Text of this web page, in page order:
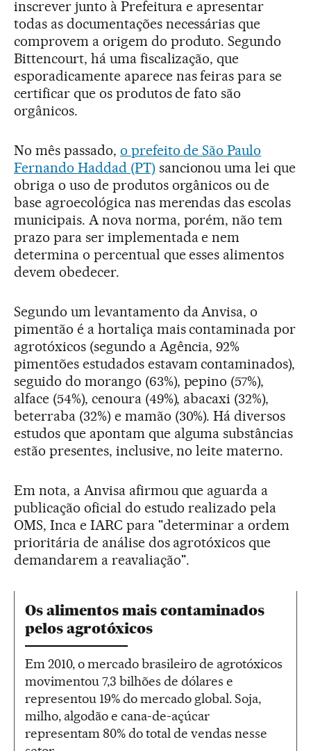
inscrever junto à Prefeitura e apresentar
todas as documentações necessárias que
comprovem a origem do produto. Segundo
Bittencourt, há uma fiscalização, que
esporadicamente aparece nas feiras para se
certificar que os produtos de fato são
orgânicos.
No mês passado, o prefeito de São Paulo
Fernando Haddad (PT) sancionou uma lei que
obriga o uso de produtos orgânicos ou de
base agroecológica nas merendas das escolas
municipais. A nova norma, porém, não tem
prazo para ser implementada e nem
determina o percentual que esses alimentos
devem obedecer.
Segundo um levantamento da Anvisa, o
pimentão é a hortaliça mais contaminada por
agrotóxicos (segundo a Agência, 92%
pimentões estudados estavam contaminados),
seguido do morango (63%), pepino (57%),
alface (54%), cenoura (49%), abacaxi (32%),
beterraba (32%) e mamão (30%). Há diversos
estudos que apontam que alguma substâncias
estão presentes, inclusive, no leite materno.
Em nota, a Anvisa afirmou que aguarda a
publicação oficial do estudo realizado pela
OMS, Inca e IARC para "determinar a ordem
prioritária de análise dos agrotóxicos que
demandarem a reavaliação".
Os alimentos mais contaminados
pelos agrotóxicos
Em 2010, o mercado brasileiro de agrotóxicos
movimentou 7,3 bilhões de dólares e
representou 19% do mercado global. Soja,
milho, algodão e cana-de-açúcar
representam 80% do total de vendas nesse